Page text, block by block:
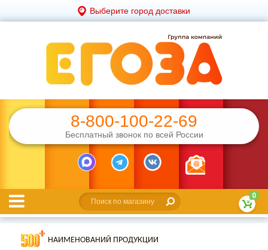
Выберите город доставки
8-800-100-22-69
Бесплатный звонок по всей России
0
НАИМЕНОВАНИЙ ПРОДУКЦИИ